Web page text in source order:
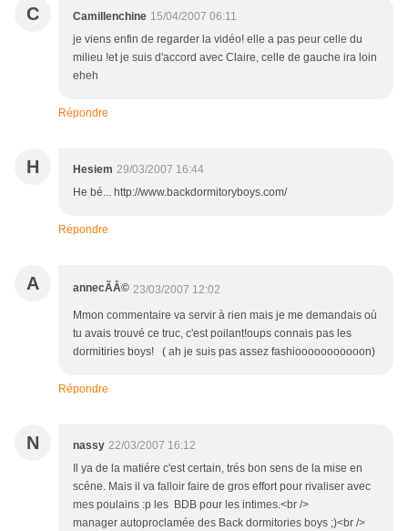
C Camillenchine 15/04/2007 06:11
je viens enfin de regarder la vidéo! elle a pas peur celle du
milieu !et je suis d'accord avec Claire, celle de gauche ira loin
eheh
Répondre
H Hesiem 29/03/2007 16:44
He bé... http://www.backdormitoryboys.com/
Répondre
A annecÃÂ© 23/03/2007 12:02
Mmon commentaire va servir à rien mais je me demandais où
tu avais trouvé ce truc, c'est poilant!oups connais pas les
dormitiries boys! ( ah je suis pas assez fashiooooooooooon)
Répondre
N nassy 22/03/2007 16:12
Il ya de la matiére c'est certain, trés bon sens de la mise en
scéne. Mais il va falloir faire de gros effort pour rivaliser avec
mes poulains :p les BDB pour les intimes.<br />
manager autoproclamée des Back dormitories boys ;)<br />